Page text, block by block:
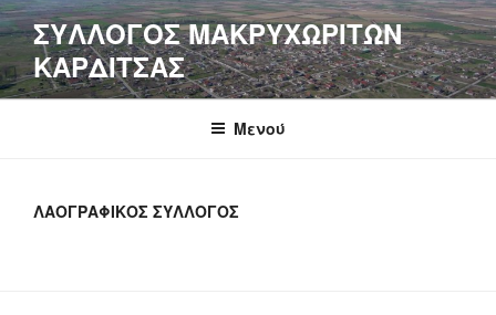
Μετάβαση
στο
περιεχόμενο
ΣΥΛΛΟΓΟΣ ΜΑΚΡΥΧΩΡΙΤΩΝ
ΚΑΡΔΙΤΣΑΣ
Μενού
ΛΑΟΓΡΑΦΙΚΟΣ ΣΥΛΛΟΓΟΣ